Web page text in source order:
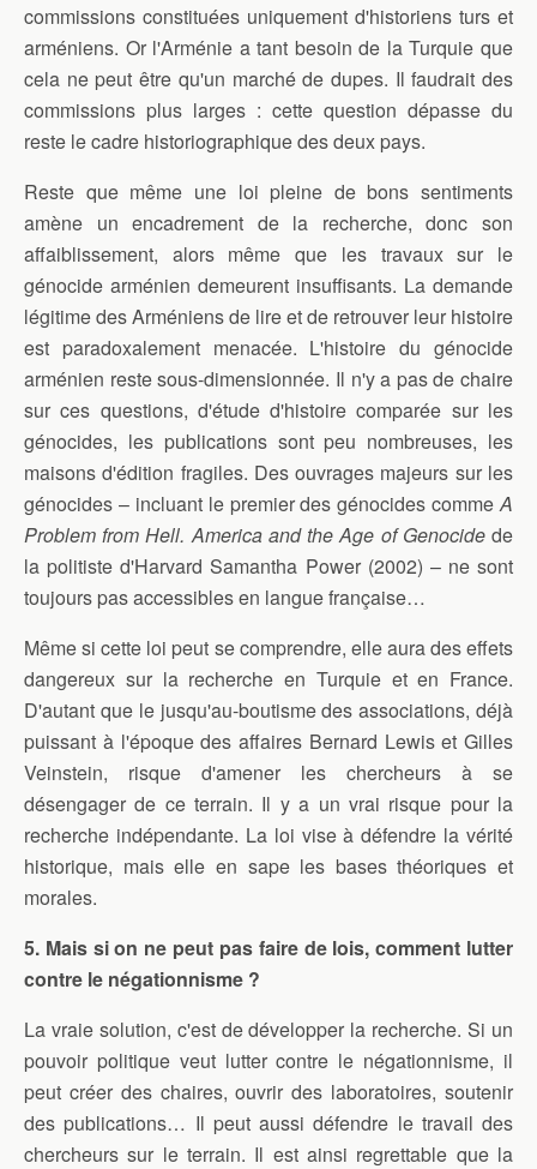
commissions constituées uniquement d'historiens turs et
arméniens. Or l'Arménie a tant besoin de la Turquie que
cela ne peut être qu'un marché de dupes. Il faudrait des
commissions plus larges : cette question dépasse du
reste le cadre historiographique des deux pays.
Reste que même une loi pleine de bons sentiments
amène un encadrement de la recherche, donc son
affaiblissement, alors même que les travaux sur le
génocide arménien demeurent insuffisants. La demande
légitime des Arméniens de lire et de retrouver leur histoire
est paradoxalement menacée. L'histoire du génocide
arménien reste sous-dimensionnée. Il n'y a pas de chaire
sur ces questions, d'étude d'histoire comparée sur les
génocides, les publications sont peu nombreuses, les
maisons d'édition fragiles. Des ouvrages majeurs sur les
génocides – incluant le premier des génocides commeA
Problem from Hell. America and the Age of Genocidede
la politiste d'Harvard Samantha Power (2002) – ne sont
toujours pas accessibles en langue française…
Même si cette loi peut se comprendre, elle aura des effets
dangereux sur la recherche en Turquie et en France.
D'autant que le jusqu'au-boutisme des associations, déjà
puissant à l'époque des affaires Bernard Lewis et Gilles
Veinstein, risque d'amener les chercheurs à se
désengager de ce terrain. Il y a un vrai risque pour la
recherche indépendante. La loi vise à défendre la vérité
historique, mais elle en sape les bases théoriques et
morales.
5. Mais si on ne peut pas faire de lois, comment lutter
contre le négationnisme ?
La vraie solution, c'est de développer la recherche. Si un
pouvoir politique veut lutter contre le négationnisme, il
peut créer des chaires, ouvrir des laboratoires, soutenir
des publications… Il peut aussi défendre le travail des
chercheurs sur le terrain. Il est ainsi regrettable que la